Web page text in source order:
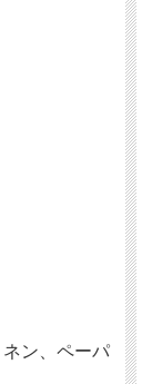
ン、ペーパ